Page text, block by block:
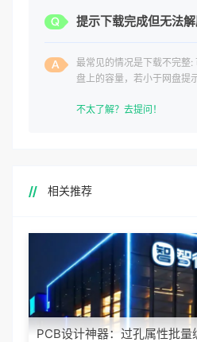
提示下载完成但无法解
最常见的情况是下载不完整:
盘上的容量，若小于网盘提
不太了解？去提问！
相关推荐
PCB设计神器：过孔属性批量